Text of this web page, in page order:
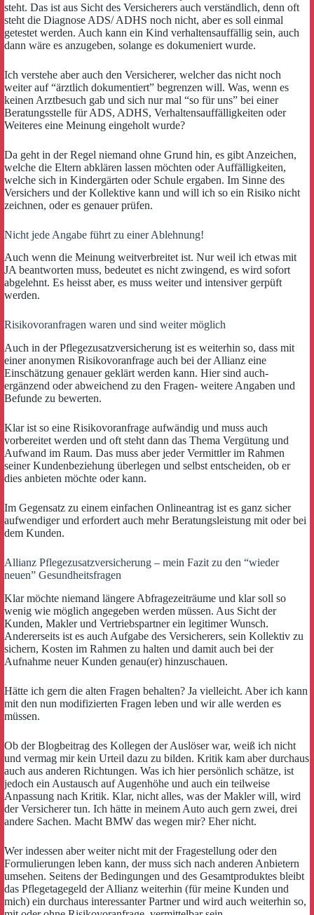
steht. Das ist aus Sicht des Versicherers auch verständlich, denn oft
steht die Diagnose ADS/ ADHS noch nicht, aber es soll einmal
getestet werden. Auch kann ein Kind verhaltensauffällig sein, auch
dann wäre es anzugeben, solange es dokumeniert wurde.
Ich verstehe aber auch den Versicherer, welcher das nicht noch
weiter auf “ärztlich dokumentiert” begrenzen will. Was, wenn es
keinen Arztbesuch gab und sich nur mal “so für uns” bei einer
Beratungsstelle für ADS, ADHS, Verhaltensauffälligkeiten oder
Weiteres eine Meinung eingeholt wurde?
Da geht in der Regel niemand ohne Grund hin, es gibt Anzeichen,
welche die Eltern abklären lassen möchten oder Auffälligkeiten,
welche sich in Kindergärten oder Schule ergaben. Im Sinne des
Versichers und der Kollektive kann und will ich so ein Risiko nicht
zeichnen, oder es genauer prüfen.
Nicht jede Angabe führt zu einer Ablehnung!
Auch wenn die Meinung weitverbreitet ist. Nur weil ich etwas mit
JA beantworten muss, bedeutet es nicht zwingend, es wird sofort
abgelehnt. Es heisst aber, es muss weiter und intensiver gerpüft
werden.
Risikovoranfragen waren und sind weiter möglich
Auch in der Pflegezusatzversicherung ist es weiterhin so, dass mit
einer anonymen Risikovoranfrage auch bei der Allianz eine
Einschätzung genauer geklärt werden kann. Hier sind auch-
ergänzend oder abweichend zu den Fragen- weitere Angaben und
Befunde zu bewerten.
Klar ist so eine Risikovoranfrage aufwändig und muss auch
vorbereitet werden und oft steht dann das Thema Vergütung und
Aufwand im Raum. Das muss aber jeder Vermittler im Rahmen
seiner Kundenbeziehung überlegen und selbst entscheiden, ob er
dies anbieten möchte oder kann.
Im Gegensatz zu einem einfachen Onlineantrag ist es ganz sicher
aufwendiger und erfordert auch mehr Beratungsleistung mit oder bei
dem Kunden.
Allianz Pflegezusatzversicherung – mein Fazit zu den “wieder
neuen” Gesundheitsfragen
Klar möchte niemand längere Abfragezeiträume und klar soll so
wenig wie möglich angegeben werden müssen. Aus Sicht der
Kunden, Makler und Vertriebspartner ein legitimer Wunsch.
Andererseits ist es auch Aufgabe des Versicherers, sein Kollektiv zu
sichern, Kosten im Rahmen zu halten und damit auch bei der
Aufnahme neuer Kunden genau(er) hinzuschauen.
Hätte ich gern die alten Fragen behalten? Ja vielleicht. Aber ich kann
mit den nun modifizierten Fragen leben und wir alle werden es
müssen.
Ob der Blogbeitrag des Kollegen der Auslöser war, weiß ich nicht
und vermag mir kein Urteil dazu zu bilden. Kritik kam aber durchaus
auch aus anderen Richtungen. Was ich hier persönlich schätze, ist
jedoch ein Austausch auf Augenhöhe und auch ein teilweise
Anpassung nach Kritik. Klar, nicht alles, was der Makler will, wird
der Versicherer tun. Ich hätte in meinem Auto auch gern zwei, drei
andere Sachen. Macht BMW das wegen mir? Eher nicht.
Wer indessen aber weiter nicht mit der Fragestellung oder den
Formulierungen leben kann, der muss sich nach anderen Anbietern
umsehen. Seitens der Bedingungen und des Gesamtproduktes bleibt
das Pflegetagegeld der Allianz weiterhin (für meine Kunden und
mich) ein durchaus interessanter Partner und wird auch weiterhin so,